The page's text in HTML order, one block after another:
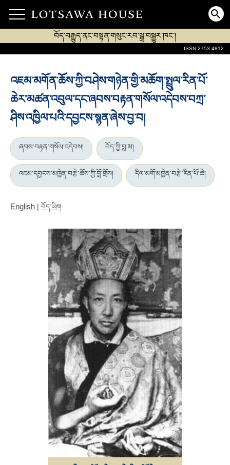
བོད་བརྒྱུད་ནང་བསྟན་གསུང་རབ་སྒྲ་བསྒྱུར་ཁང་།
ISSN 2753-4812
འཇམ་མགོན་ཆོས་ཀྱི་བཤེས་གཉེན་གྱི་མཆོག་སྤྲུལ་རིན་པོ་
ཆེར་མཚན་འབུལ་དང་ཞབས་བརྟན་གསོལ་འདེབས་བཀྲ་
ཤིས་འཁྱིལ་པའི་དབྱངས་སྙན་ཞེས་བྱ་བ།
ཞབས་བརྟན་གསོལ་འདེབས། བོད་ཀྱི་བླ་མ།
འཇམ་དབྱངས་མཁྱེན་བརྩེ་ཆོས་ཀྱི་བློ་གྲོས། དིལ་མགོ་མཁྱེན་བརྩེ་རིན་པོ་ཆེ།
English | བོད་ཡིག